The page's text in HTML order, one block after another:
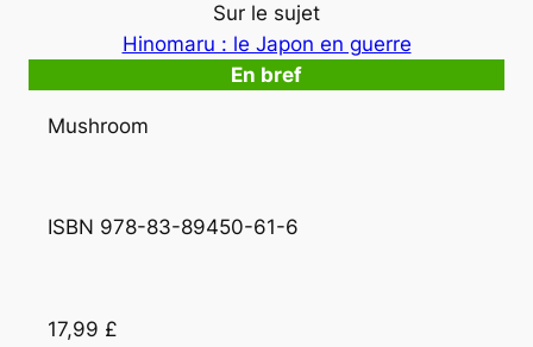
Sur le sujet
Hinomaru : le Japon en guerre
En bref
Mushroom
ISBN 978-83-89450-61-6
17,99 £